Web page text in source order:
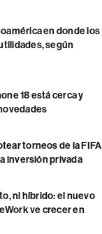
en donde los
según
18 está cerca y
torneos de la FIFA
inversión privada
ni híbrido: el nuevo
ve crecer en